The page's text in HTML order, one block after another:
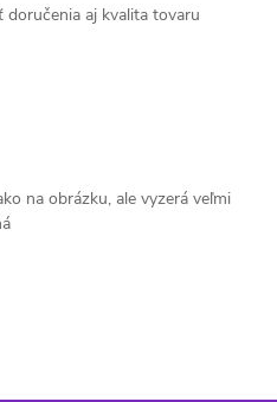
aj kvalita tovaru
na obrázku, ale vyzerá veľmi